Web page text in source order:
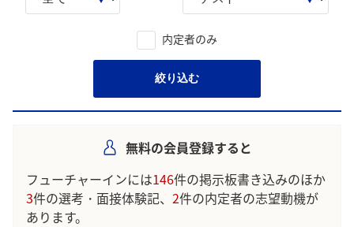
内定者のみ
絞り込む
無料の会員登録すると
フューチャーインには146件の掲示板書き込みのほか
3件の選考・面接体験記、 2件の内定者の志望動機が
あります。